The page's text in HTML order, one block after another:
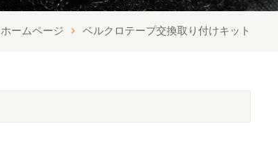
ホームページ ベルクロテープ交換取り付けキット